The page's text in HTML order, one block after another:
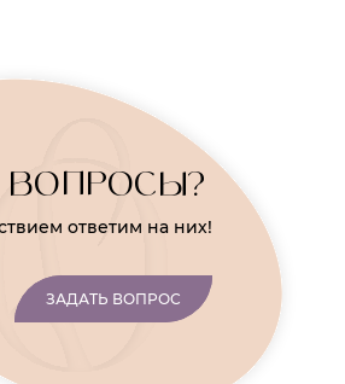
ВОПРОСЫ?
ответим на них!
ЗАДАТЬ ВОПРОС